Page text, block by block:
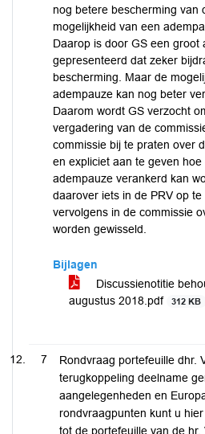
nog betere bescherming van
mogelijkheid van een
Daarop is door GS een groot
gepresenteerd dat zeker
bescherming. Maar de
adempauze kan nog beter
Daarom wordt GS verzocht
vergadering van de
commissie bij te praten over
en expliciet aan te geven
adempauze verankerd kan
daarover iets in de PRV op
vervolgens in de commissie
worden gewisseld.
Bijlagen
Discussienotitie
augustus 2018.pdf
312 KB
7
Rondvraag portefeuille dhr.
terugkoppeling deelname
aangelegenheden en
rondvraagpunten kunt u
tot de portefeuille van de